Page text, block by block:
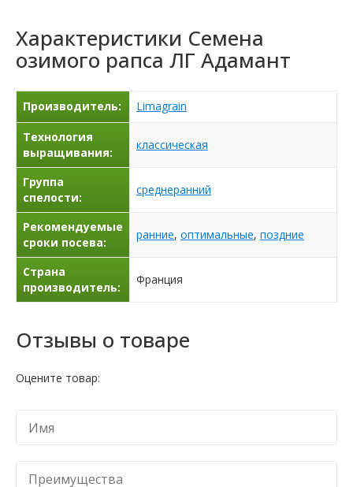
Характеристики Семена
озимого рапса ЛГ Адамант
Производитель: Limagrain
Технология
выращивания:
классическая
Группа
спелости:
среднеранний
Рекомендуемые
сроки посева:
ранние, оптимальные, поздние
Страна
производитель:
Франция
Отзывы о товаре
Оцените товар: